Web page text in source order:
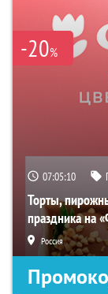
-20%
07:05:09
Торты,
праздника на
Россия